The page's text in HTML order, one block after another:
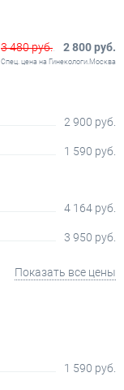
3 480 руб. 2 800 руб.
Спец. цена на Гинекологи.Москва
2 900 руб.
1 590 руб.
4 164 руб.
3 950 руб.
Показать все цены
1 590 руб.